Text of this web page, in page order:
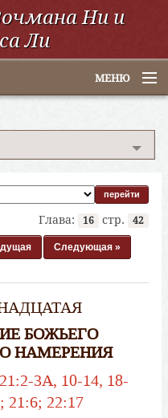
Ни и
Ли
МЕНЮ
Глава: 16 стр. 42
Следующая »
БОЖЬЕГО
НАМЕРЕНИЯ
3А, 10-14, 18-
21:6; 22:17